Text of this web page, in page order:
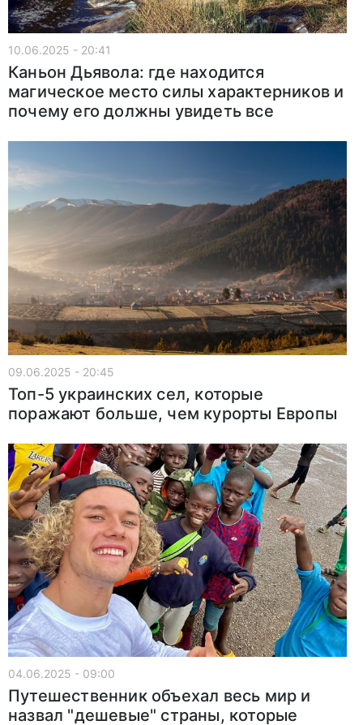
10.06.2025 - 20:41
Каньон Дьявола: где находится
магическое место силы характерников и
почему его должны увидеть все
09.06.2025 - 20:45
Топ-5 украинских сел, которые
поражают больше, чем курорты Европы
04.06.2025 - 09:00
Путешественник объехал весь мир и
назвал "дешевые" страны, которые